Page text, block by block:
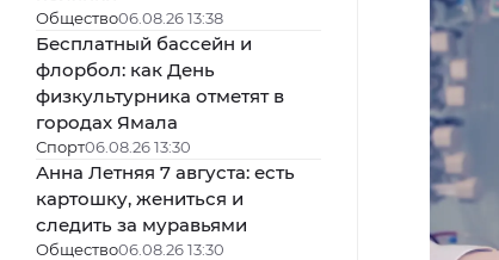
Общество06.08.26 13:38
Бесплатный бассейн и
флорбол: как День
физкультурника отметят в
городах Ямала
Спорт06.08.26 13:30
Анна Летняя 7 августа: есть
картошку, жениться и
следить за муравьями
Общество06.08.26 13:30